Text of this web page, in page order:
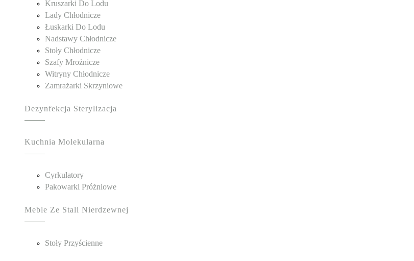
Kruszarki Do Lodu
Lady Chłodnicze
Łuskarki Do Lodu
Nadstawy Chłodnicze
Stoły Chłodnicze
Szafy Mroźnicze
Witryny Chłodnicze
Zamrażarki Skrzyniowe
Dezynfekcja Sterylizacja
Kuchnia Molekularna
Cyrkulatory
Pakowarki Próżniowe
Meble Ze Stali Nierdzewnej
Stoły Przyścienne